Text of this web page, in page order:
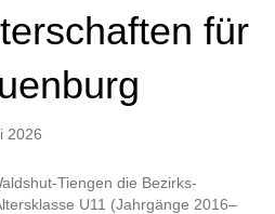
für
2026
Tiengen die Bezirks-
U11 (Jahrgänge 2016–